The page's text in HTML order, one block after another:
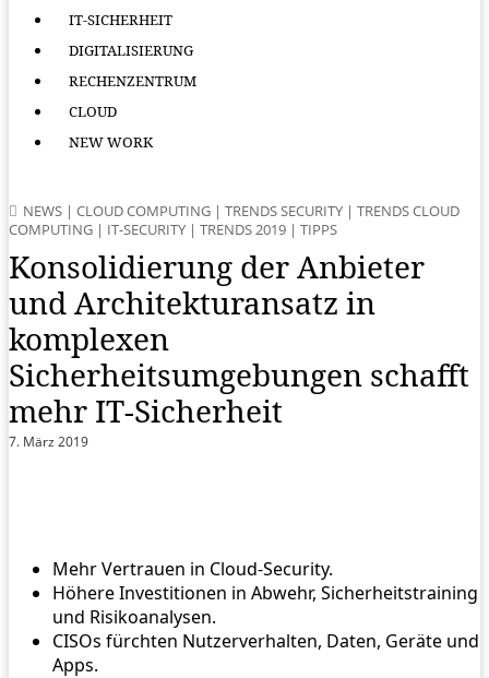
IT-SICHERHEIT
DIGITALISIERUNG
RECHENZENTRUM
CLOUD
NEW WORK
NEWS | CLOUD COMPUTING | TRENDS SECURITY | TRENDS CLOUD
COMPUTING | IT-SECURITY | TRENDS 2019 | TIPPS
Konsolidierung der Anbieter
und Architekturansatz in
komplexen
Sicherheitsumgebungen schafft
mehr IT-Sicherheit
7. März 2019
Mehr Vertrauen in Cloud-Security.
Höhere Investitionen in Abwehr, Sicherheitstraining
und Risikoanalysen.
CISOs fürchten Nutzerverhalten, Daten, Geräte und
Apps.